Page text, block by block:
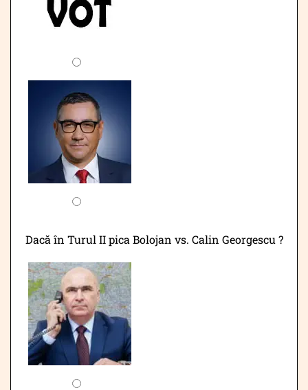
Dacă în Turul II pica Bolojan vs. Calin Georgescu ?